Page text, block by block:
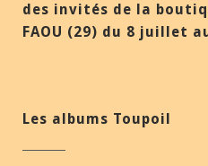
des invités de la
FAOU (29) du 8 juillet
Les albums Toupoil